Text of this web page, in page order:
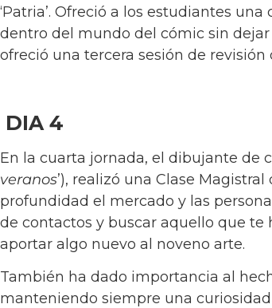
‘Patria’. Ofreció a los estudiantes
dentro del mundo del cómic sin
ofreció una tercera sesión de
DIA 4
En la cuarta jornada, el dibujante de
veranos’), realizó una Clase
profundidad el mercado y las
de contactos y buscar aquello que
aportar algo nuevo al noveno arte.
También ha dado importancia al
manteniendo siempre una